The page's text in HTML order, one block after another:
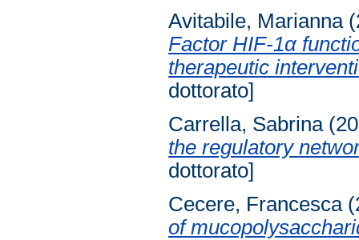
Avitabile, Marianna
Factor HIF-1α
therapeutic
dottorato]
Carrella, Sabrina
the regulatory
dottorato]
Cecere, Francesca
of